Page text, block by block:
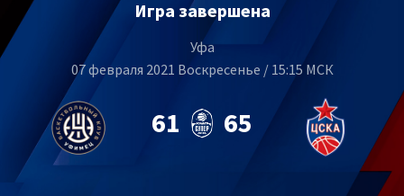
Игра завершена
Уфа
07 февраля 2021 Воскресенье / 15:15 МСК
61 65